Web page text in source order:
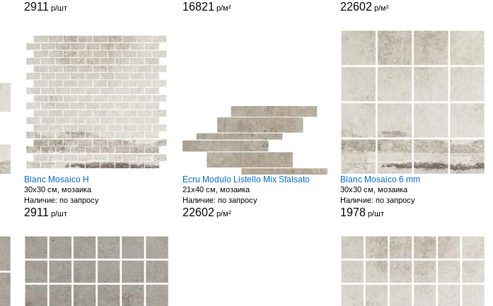
2911 р/шт 16821 р/м² 22602 р/м²
Blanc Mosaico H
30x30 см, мозаика
Наличие: по запросу
2911 р/шт
Ecru Modulo Listello Mix Sfalsato
21x40 см, мозаика
Наличие: по запросу
22602 р/м²
Blanc Mosaico 6 mm
30x30 см, мозаика
Наличие: по запросу
1978 р/шт